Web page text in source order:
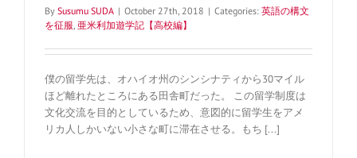
By Susumu SUDA | October 27th, 2018 | Categories: 英語の構文
を征服, 亜米利加遊学記【高校編】
僕の留学先は、オハイオ州のシンシナティから30マイル
ほど離れたところにある田舎町だった。 この留学制度は
文化交流を目的としているため、意図的に留学生をアメ
リカ人しかいない小さな町に滞在させる。もち [...]